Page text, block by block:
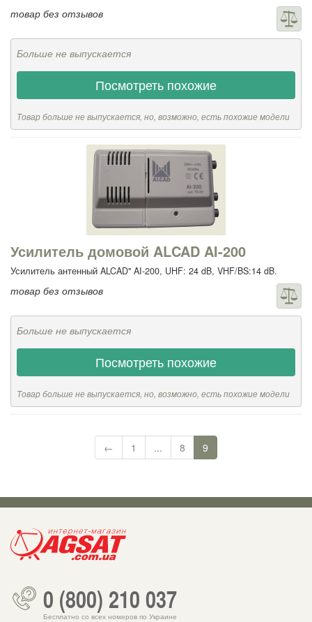
товар без отзывов
Больше не выпускается
Посмотреть похожие
Товар больше не выпускается, но, возможно, есть похожие модели
Усилитель домовой ALCAD AI-200
Усилитель антенный ALCAD" AI-200, UHF: 24 dB, VHF/BS:14 dB.
товар без отзывов
Больше не выпускается
Посмотреть похожие
Товар больше не выпускается, но, возможно, есть похожие модели
← 1 ... 8 9
0 (800) 210 037
Бесплатно со всех номеров по Украине